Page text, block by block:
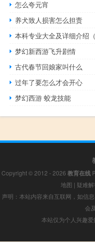
怎么夸元宵
养犬致人损害怎么担责
本科专业大全及详细介绍
梦幻新西游飞升剧情
古代春节回娘家叫什么
过年了要怎么才会开心
梦幻西游 蛟龙技能
Copyright © 2012 - 2026 教育在线
地图 | 疑难
声明：本站内容来自互联网，如信
会
本站仅为个人兴趣